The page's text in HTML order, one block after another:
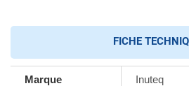
FICHE
Marque Inuteq